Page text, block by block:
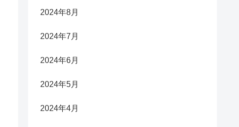
2024年8月
2024年7月
2024年6月
2024年5月
2024年4月